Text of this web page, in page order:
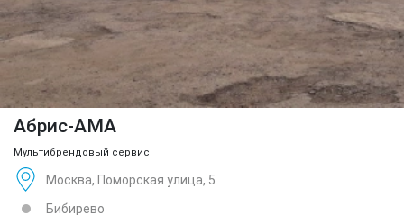
Абрис-АМА
Мультибрендовый сервис
Москва, Поморская улица, 5
Бибирево